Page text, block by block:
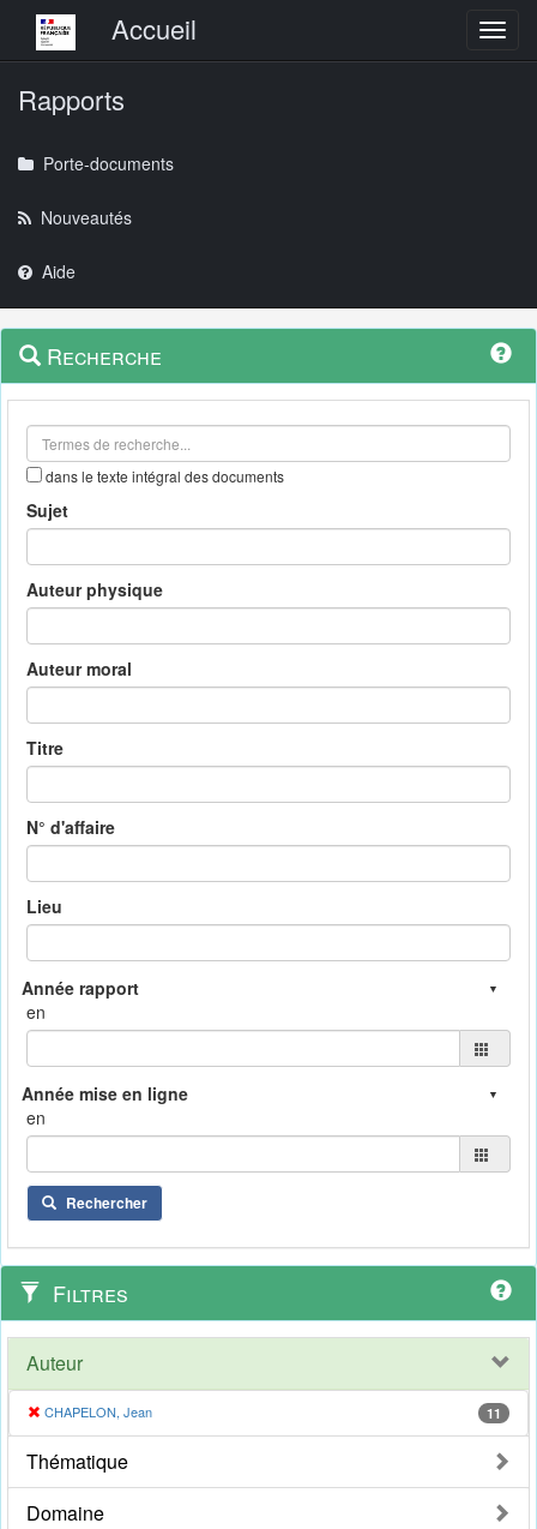
Menu principalAccueil
Rapports
Porte-documents
Nouveautés
Aide
Navigation
outils
Menu
contextuel
Recherche
dans le texte intégral des documents
Sujet
Auteur physique
Auteur moral
Titre
N° d'affaire
Lieu
en
en
Rechercher
Filtres
Auteur
CHAPELON, Jean 11
Thématique
Domaine